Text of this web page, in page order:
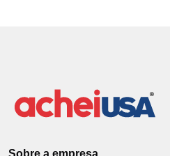
Sobre a empresa